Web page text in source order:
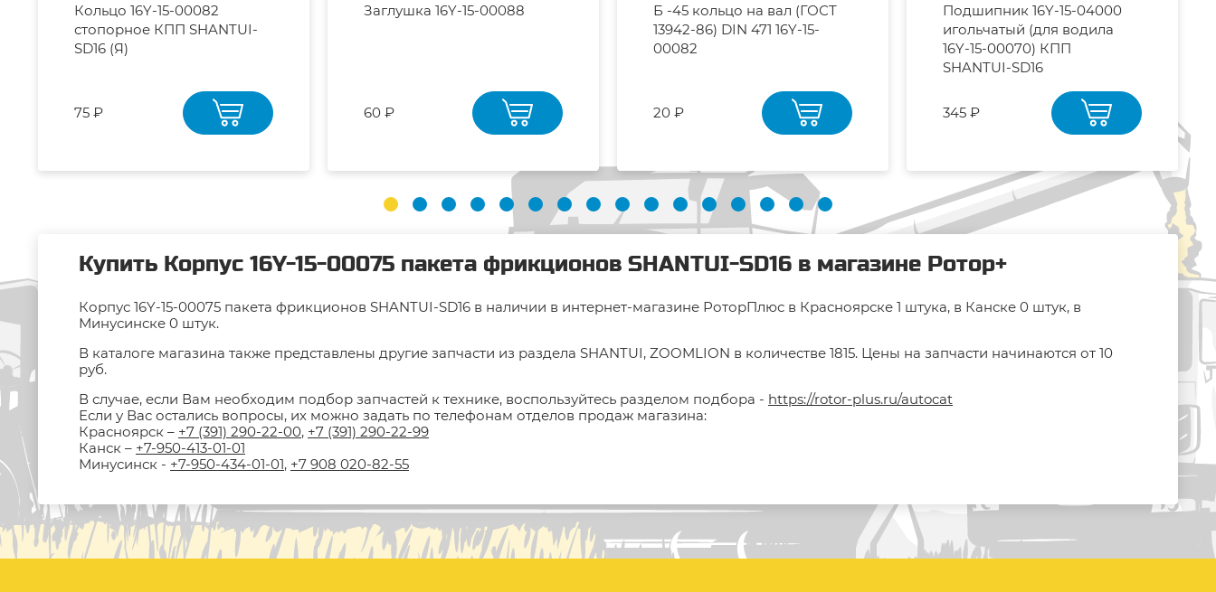
Кольцо 16Y-15-00082
стопорное КПП SHANTUI-
SD16 (Я)
75 ₽
Заглушка 16Y-15-00088
60 ₽
Б -45 кольцо на вал (ГОСТ
13942-86) DIN 471 16Y-15-
00082
20 ₽
Подшипник 16Y-15-04000
игольчатый (для водила
16Y-15-00070) КПП
SHANTUI-SD16
345 ₽
Купить Корпус 16Y-15-00075 пакета фрикционов SHANTUI-SD16 в магазине Ротор+
Корпус 16Y-15-00075 пакета фрикционов SHANTUI-SD16 в наличии в интернет-магазине РоторПлюс в Красноярске 1 штука, в Канске 0 штук, в
Минусинске 0 штук.
В каталоге магазина также представлены другие запчасти из раздела SHANTUI, ZOOMLION в количестве 1815. Цены на запчасти начинаются от 10
руб.
В случае, если Вам необходим подбор запчастей к технике, воспользуйтесь разделом подбора - https://rotor-plus.ru/autocat
Если у Вас остались вопросы, их можно задать по телефонам отделов продаж магазина:
Красноярск – +7 (391) 290-22-00, +7 (391) 290-22-99
Канск – +7-950-413-01-01
Минусинск - +7-950-434-01-01, +7 908 020-82-55